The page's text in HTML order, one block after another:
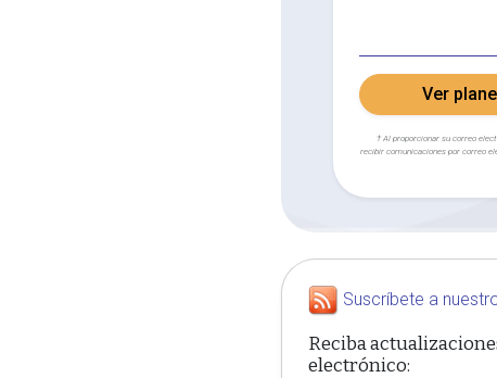
Ver
† Al proporcionar su correo
recibir comunicaciones por correo
Suscríbete a
Reciba
electrónico: